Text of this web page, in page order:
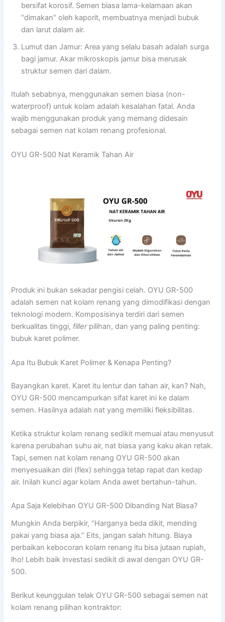
bersifat korosif. Semen biasa lama-kelamaan akan
“dimakan” oleh kaporit, membuatnya menjadi bubuk
dan larut dalam air.
Lumut dan Jamur: Area yang selalu basah adalah surga
bagi jamur. Akar mikroskopis jamur bisa merusak
struktur semen dari dalam.
Itulah sebabnya, menggunakan semen biasa (non-
waterproof) untuk kolam adalah kesalahan fatal. Anda
wajib menggunakan produk yang memang didesain
sebagai semen nat kolam renang profesional.
OYU GR-500 Nat Keramik Tahan Air
Produk ini bukan sekadar pengisi celah. OYU GR-500
adalah semen nat kolam renang yang dimodifikasi dengan
teknologi modern. Komposisinya terdiri dari semen
berkualitas tinggi, fillerpilihan, dan yang paling penting:
bubuk karet polimer.
Apa Itu Bubuk Karet Polimer & Kenapa Penting?
Bayangkan karet. Karet itu lentur dan tahan air, kan? Nah,
OYU GR-500 mencampurkan sifat karet ini ke dalam
semen. Hasilnya adalah nat yang memiliki fleksibilitas.
Ketika struktur kolam renang sedikit memuai atau menyusut
karena perubahan suhu air, nat biasa yang kaku akan retak.
Tapi, semen nat kolam renang OYU GR-500 akan
menyesuaikan diri (flex) sehingga tetap rapat dan kedap
air. Inilah kunci agar kolam Anda awet bertahun-tahun.
Apa Saja Kelebihan OYU GR-500 Dibanding Nat Biasa?
Mungkin Anda berpikir, “Harganya beda dikit, mending
pakai yang biasa aja.” Eits, jangan salah hitung. Biaya
perbaikan kebocoran kolam renang itu bisa jutaan rupiah,
lho! Lebih baik investasi sedikit di awal dengan OYU GR-
500.
Berikut keunggulan telak OYU GR-500 sebagai semen nat
kolam renang pilihan kontraktor: